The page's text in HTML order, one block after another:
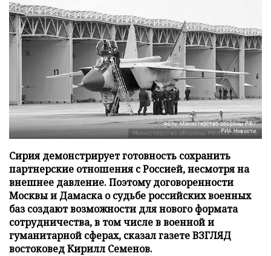
Фото: Министерство обороны РФ/
РИА Новости
Сирия демонстрирует готовность сохранить
партнерские отношения с Россией, несмотря на
внешнее давление. Поэтому договоренности
Москвы и Дамаска о судьбе российских военных
баз создают возможности для нового формата
сотрудничества, в том числе в военной и
гуманитарной сферах, сказал газете ВЗГЛЯД
востоковед Кирилл Семенов.